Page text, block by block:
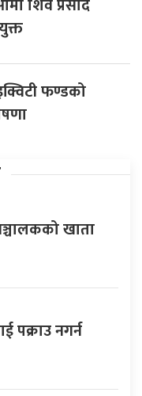
फण्डको
खाता
पक्राउ नगर्न